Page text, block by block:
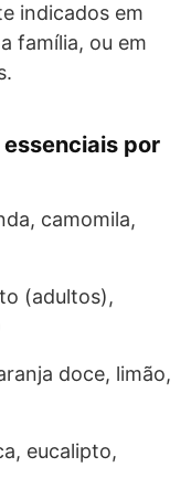
indicados em
família, ou em
essenciais por
camomila,
(adultos),
doce, limão,
eucalipto,